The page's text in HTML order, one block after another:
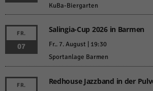
KuBa-Biergarten
FR.
07
Salingia-Cup 2026 in Barmen
Fr.. 7. August | 19:30
Sportanlage Barmen
FR. Redhouse Jazzband in der